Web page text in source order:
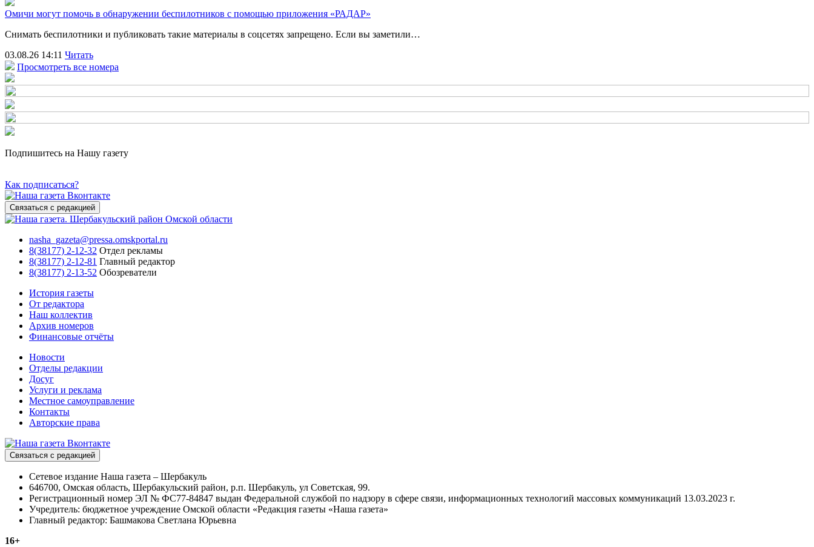
Омичи могут помочь в обнаружении беспилотников с помощью приложения «РАДАР»
Снимать беспилотники и публиковать такие материалы в соцсетях запрещено. Если вы заметили…
03.08.26 14:11 Читать
Просмотреть все номера
Подпишитесь на Нашу газету
Как подписаться?
Связаться с редакцией
nasha_gazeta@pressa.omskportal.ru
8(38177) 2-12-32 Отдел рекламы
8(38177) 2-12-81 Главный редактор
8(38177) 2-13-52 Обозреватели
История газеты
От редактора
Наш коллектив
Архив номеров
Финансовые отчёты
Новости
Отделы редакции
Досуг
Услуги и реклама
Местное самоуправление
Контакты
Авторские права
Связаться с редакцией
Сетевое издание Наша газета – Шербакуль
646700, Омская область, Шербакульский район, р.п. Шербакуль, ул Советская, 99.
Регистрационный номер ЭЛ № ФС77-84847 выдан Федеральной службой по надзору в сфере связи, информационных технологий массовых коммуникаций 13.03.2023 г.
Учредитель: бюджетное учреждение Омской области «Редакция газеты «Наша газета»
Главный редактор: Башмакова Светлана Юрьевна
16+